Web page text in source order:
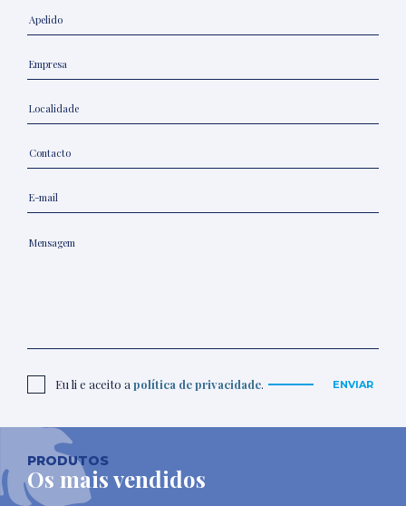
Eu li e aceito a política de privacidade. ENVIAR
PRODUTOS
Os mais vendidos